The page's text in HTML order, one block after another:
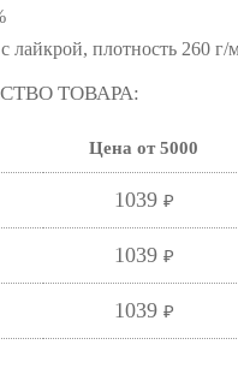
лайкрой, плотность 260 г/
ТОВАРА:
Цена от 5000
1039 ₽
1039 ₽
1039 ₽